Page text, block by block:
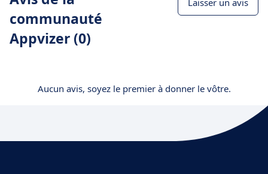
communauté
Appvizer (0)
Laisser un avis
Aucun avis, soyez le premier à donner le vôtre.